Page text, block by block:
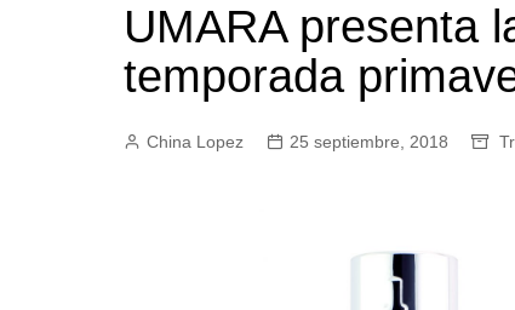
Lifestyle
Motores
Tecnología y Gadgets
Empresas y Negocios
UMARA presenta
temporada
China Lopez 25 septiembre, 2018